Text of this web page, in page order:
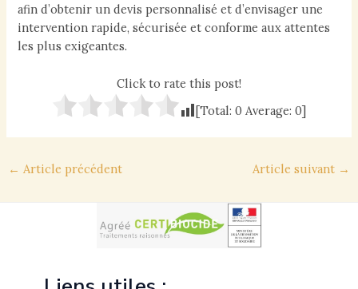
afin d’obtenir un devis personnalisé et d’envisager une
intervention rapide, sécurisée et conforme aux attentes
les plus exigeantes.
Click to rate this post!
[Total: 0 Average: 0]
Navigation
articles
← Article précédent Article suivant →